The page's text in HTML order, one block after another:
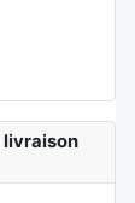
livraison